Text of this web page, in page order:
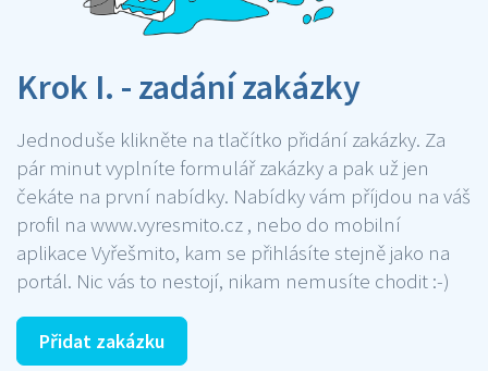
Krok I. - zadání zakázky
Jednoduše klikněte na tlačítko přidání zakázky. Za
pár minut vyplníte formulář zakázky a pak už jen
čekáte na první nabídky. Nabídky vám příjdou na váš
profil na www.vyresmito.cz , nebo do mobilní
aplikace Vyřešmito, kam se přihlásíte stejně jako na
portál. Nic vás to nestojí, nikam nemusíte chodit :-)
Přidat zakázku